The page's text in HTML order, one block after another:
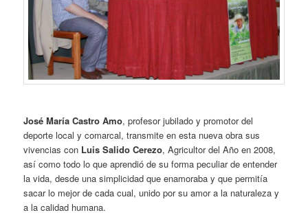
José María Castro Amo, profesor jubilado y promotor del
deporte local y comarcal, transmite en esta nueva obra sus
vivencias con Luis Salido Cerezo, Agricultor del Año en 2008,
así como todo lo que aprendió de su forma peculiar de entender
la vida, desde una simplicidad que enamoraba y que permitía
sacar lo mejor de cada cual, unido por su amor a la naturaleza y
a la calidad humana.